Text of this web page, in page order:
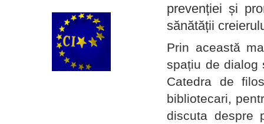
prevenției și
sănătății
Prin această
spațiu de dialog
Catedra de
bibliotecari,
discuta despre